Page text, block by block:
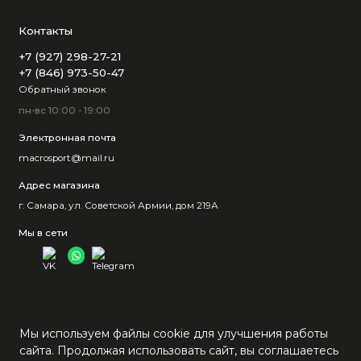
Контакты
+7 (927) 298-27-21
+7 (846) 973-50-47
Обратный звонок
пн-вс 10:00 - 19:00
Электронная почта
macrosport@mail.ru
Адрес магазина
г. Самара, ул. Советской Армии, дом 219А
Мы в сети
Мы используем файлы cookie для улучшения работы
сайта. Продолжая использовать сайт, вы соглашаетесь